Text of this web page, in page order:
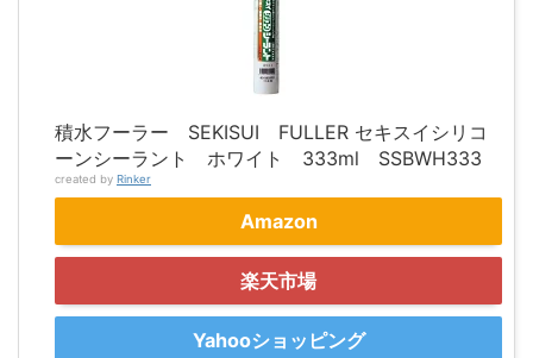
積水フーラー SEKISUI FULLER セキスイシリコ
ーンシーラント ホワイト 333ml SSBWH333
created by Rinker
Amazon
楽天市場
Yahooショッピング